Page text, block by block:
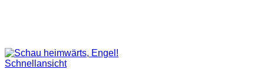
Schnellansicht